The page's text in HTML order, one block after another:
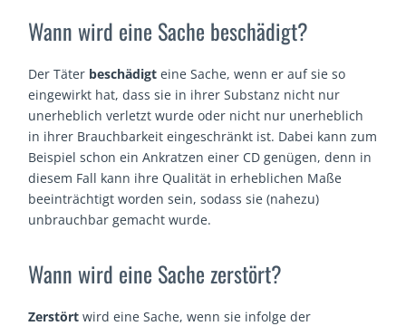
Wann wird eine Sache beschädigt?
Der Täter beschädigt eine Sache, wenn er auf sie so
eingewirkt hat, dass sie in ihrer Substanz nicht nur
unerheblich verletzt wurde oder nicht nur unerheblich
in ihrer Brauchbarkeit eingeschränkt ist. Dabei kann zum
Beispiel schon ein Ankratzen einer CD genügen, denn in
diesem Fall kann ihre Qualität in erheblichen Maße
beeinträchtigt worden sein, sodass sie (nahezu)
unbrauchbar gemacht wurde.
Wann wird eine Sache zerstört?
Zerstört wird eine Sache, wenn sie infolge der